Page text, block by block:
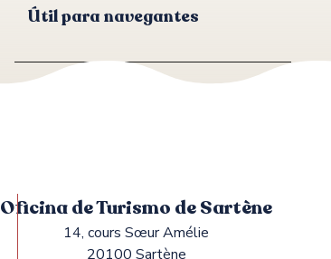
Útil para navegantes
Oficina de Turismo de Sartène
14, cours Sœur Amélie
20100 Sartène